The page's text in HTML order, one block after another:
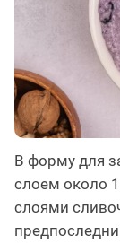
В форму для
слоем около
слоями